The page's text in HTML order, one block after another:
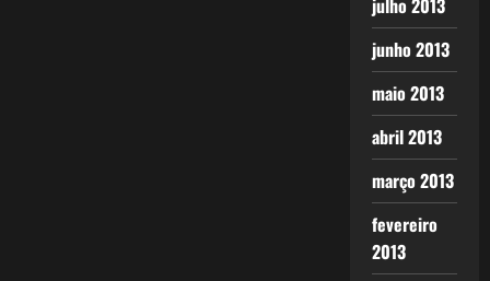
julho 2013
junho 2013
maio 2013
abril 2013
março 2013
fevereiro
2013